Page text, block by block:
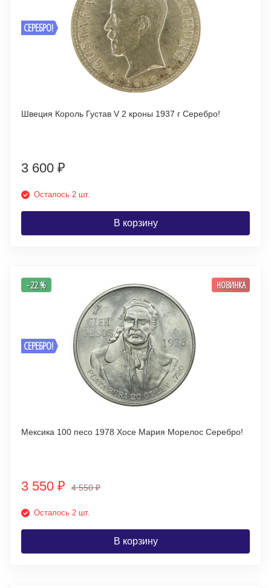
СЕРЕБРО!
Швеция Король Густав V 2 кроны 1937 г Серебро!
3 600 ₽
Осталось 2 шт.
В корзину
СЕРЕБРО!
- 22 % НОВИНКА
Мексика 100 песо 1978 Хосе Мария Морелос Серебро!
3 550 ₽ 4 550₽
Осталось 2 шт.
В корзину